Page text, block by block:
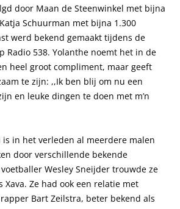
door Maan de Steenwinkel met bijna
Schuurman met bijna 1.300
werd bekend gemaakt tijdens de
Radio 538. Yolanthe noemt het in de
heel groot compliment, maar geeft
te zijn: ,,Ik ben blij om nu een
en leuke dingen te doen met m’n
is in het verleden al meerdere malen
door verschillende bekende
Wesley Sneijder trouwde ze
Xava. Ze had ook een relatie met
Bart Zeilstra, beter bekend als